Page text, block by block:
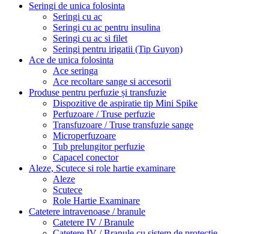
Seringi de unica folosinta
Seringi cu ac
Seringi cu ac pentru insulina
Seringi cu ac si filet
Seringi pentru irigatii (Tip Guyon)
Ace de unica folosinta
Ace seringa
Ace recoltare sange si accesorii
Produse pentru perfuzie și transfuzie
Dispozitive de aspiratie tip Mini Spike
Perfuzoare / Truse perfuzie
Transfuzoare / Truse transfuzie sange
Microperfuzoare
Tub prelungitor perfuzie
Capacel conector
Aleze, Scutece si role hartie examinare
Aleze
Scutece
Role Hartie Examinare
Catetere intravenoase / branule
Catetere IV / Branule